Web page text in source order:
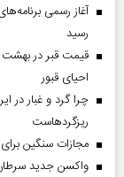
رسید
احیای قبور
چرا گرد و غبار در
ریزگردهاست
مجازات سنگین
واکسن جدید